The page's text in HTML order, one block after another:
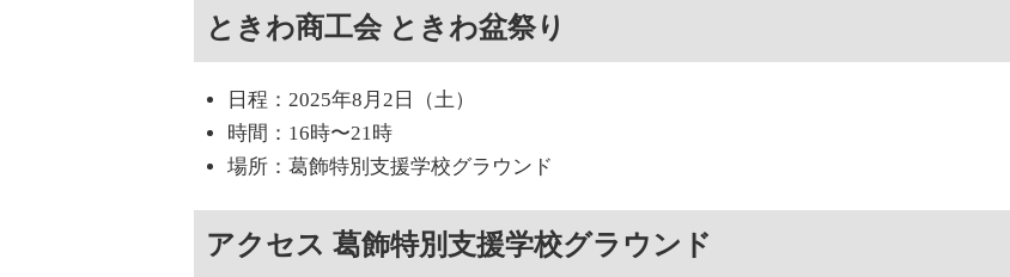
ときわ商工会 ときわ盆祭り
日程：2025年8月2日（土）
時間：16時〜21時
場所：葛飾特別支援学校グラウンド
アクセス 葛飾特別支援学校グラウンド